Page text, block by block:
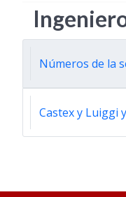
Números de la
Castex y Luiggi